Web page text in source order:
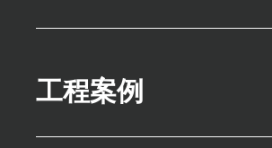
工程案例